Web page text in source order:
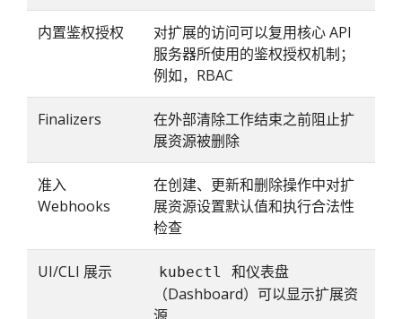
内置鉴权授权
对扩展的访问可以复用核心 API
服务器所使用的鉴权授权机制；
例如，RBAC
Finalizers
在外部清除工作结束之前阻止扩
展资源被删除
准入
Webhooks
在创建、更新和删除操作中对扩
展资源设置默认值和执行合法性
检查
UI/CLI 展示 kubectl
和仪表盘
（Dashboard）可以显示扩展资